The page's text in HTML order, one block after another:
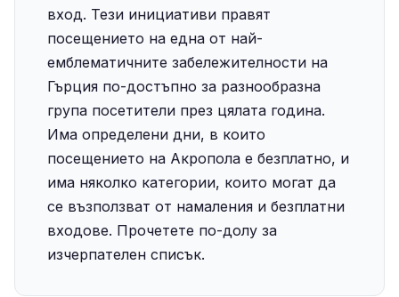
вход. Тези инициативи правят
посещението на една от най-
емблематичните забележителности на
Гърция по-достъпно за разнообразна
група посетители през цялата година.
Има определени дни, в които
посещението на Акропола е безплатно, и
има няколко категории, които могат да
се възползват от намаления и безплатни
входове. Прочетете по-долу за
изчерпателен списък.